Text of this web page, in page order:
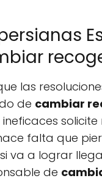
las
de cambiar
ineficaces solicite
falta que
va a lograr
de